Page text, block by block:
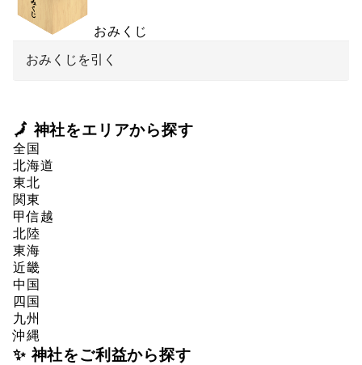
おみくじ
おみくじを引く
🗾 神社をエリアから探す
全国
北海道
東北
関東
甲信越
北陸
東海
近畿
中国
四国
九州
沖縄
✨ 神社をご利益から探す